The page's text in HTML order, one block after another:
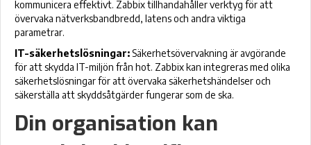
kommunicera effektivt. Zabbix tillhandahåller verktyg för att
övervaka nätverksbandbredd, latens och andra viktiga
parametrar.
IT-säkerhetslösningar: Säkerhetsövervakning är avgörande
för att skydda IT-miljön från hot. Zabbix kan integreras med olika
säkerhetslösningar för att övervaka säkerhetshändelser och
säkerställa att skyddsåtgärder fungerar som de ska.
Din organisation kan